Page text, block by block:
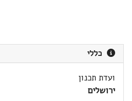
כללי
ועדת תכנון
ירושלים